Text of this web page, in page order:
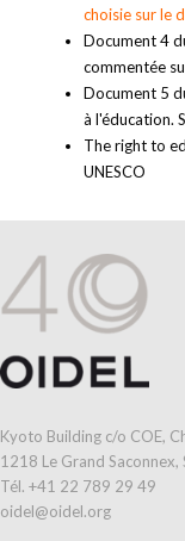
choisie sur le
Document 4
commentée
Document 5
à l'éducation.
The right to
UNESCO
Kyoto Building c/o COE,
1218 Le Grand Saconnex,
Tél. +41 22 789 29 49
oidel@oidel.org